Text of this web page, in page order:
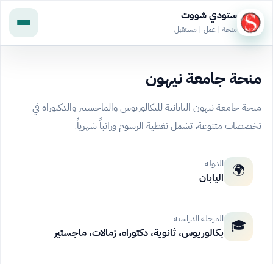
ستودي شووت
منحة | عمل | مستقبل
منحة جامعة نيهون
منحة جامعة نيهون اليابانية للبكالوريوس والماجستير والدكتوراه في
تخصصات متنوعة، تشمل تغطية الرسوم وراتباً شهرياً.
🌍 الدولة
اليابان
🎓 المرحلة الدراسية
بكالوريوس، ثانوية، دكتوراه، زمالات، ماجستير